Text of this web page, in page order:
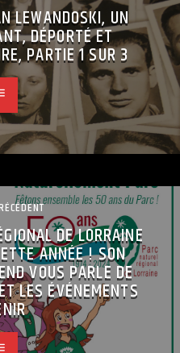
LEWANDOSKI, UN
DÉPORTÉ ET
PARTIE 1 SUR 3
DE LORRAINE
ANNÉE ! SON
VOUS PARLE DE
LES ÉVÉNEMENTS